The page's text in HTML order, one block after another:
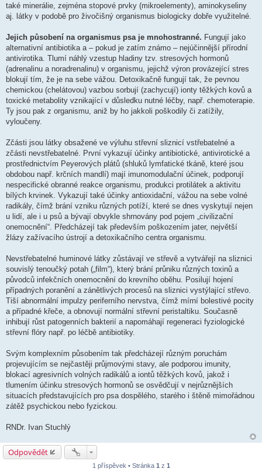
také minerálie, zejména stopové prvky (mikroelementy), aminokyseliny
aj. látky v podobě pro živočišný organismus biologicky dobře využitelné.
Jejich působení na organismus psa je mnohostranné. Fungují jako
alternativní antibiotika a – pokud je zatím známo – nejúčinnější přírodní
antivirotika. Tlumí náhlý vzestup hladiny tzv. stresových hormonů
(adrenalinu a noradrenalinu) v organismu, jejichž výron provázející stres
blokují tím, že je na sebe vážou. Detoxikačně fungují tak, že pevnou
chemickou (chelátovou) vazbou sorbují (zachycují) ionty těžkých kovů a
toxické metabolity vznikající v důsledku nutné léčby, např. chemoterapie.
Ty jsou pak z organismu, aniž by ho jakkoli poškodily či zatížily,
vyloučeny.
Zčásti jsou látky obsažené ve výluhu střevní sliznicí vstřebatelné a
zčásti nevstřebatelné. První vykazují účinky antibiotické, antivirotické a
prostřednictvím Peyerových plátů (shluků lymfatické tkáně, které jsou
obdobou např. krčních mandlí) mají imunomodulační účinek, podporují
nespecifické obranné reakce organismu, produkci protilátek a aktivitu
bílých krvinek. Vykazují také účinky antioxidační, vážou na sebe volné
radikály, čímž brání vzniku různých potíží, které se dnes vyskytují nejen
u lidí, ale i u psů a bývají obvykle shrnovány pod pojem „civilizační
onemocnění“. Předcházejí tak především poškozením jater, největší
žlázy zažívacího ústrojí a detoxikačního centra organismu.
Nevstřebatelné huminové látky zůstávají ve střevě a vytvářejí na sliznici
souvislý tenoučký potah („film“), který brání průniku různých toxinů a
původců infekčních onemocnění do krevního oběhu. Posilují hojení
případných poranění a zánětlivých procesů na sliznici vystýlající střevo.
Tiší abnormální impulzy periferního nervstva, čímž mírní bolestivé pocity
a případné křeče, a obnovují normální střevní peristaltiku. Současně
inhibují růst patogenních bakterií a napomáhají regeneraci fyziologické
střevní flóry např. po léčbě antibiotiky.
Svým komplexním působením tak předcházejí různým poruchám
projevujícím se nejčastěji průjmovými stavy, ale podporou imunity,
blokací agresivních volných radikálů a iontů těžkých kovů, jakož i
tlumením účinku stresových hormonů se osvědčují v nejrůznějších
situacích představujících pro psa dospělého, starého i štěně mimořádnou
zátěž psychickou nebo fyzickou.
RNDr. Ivan Stuchlý
Odpovědět
1 příspěvek • Stránka 1 z 1